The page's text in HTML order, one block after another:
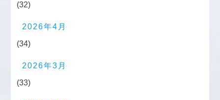
(32)
2026年4月
(34)
2026年3月
(33)